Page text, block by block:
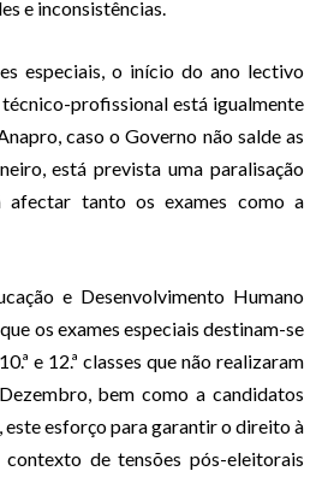
e inconsistências.
especiais, o início do ano lectivo
profissional está igualmente
caso o Governo não salde as
está prevista uma paralisação
afectar tanto os exames como a
e Desenvolvimento Humano
os exames especiais destinam-se
e 12.ª classes que não realizaram
bem como a candidatos
esforço para garantir o direito à
contexto de tensões pós-eleitorais